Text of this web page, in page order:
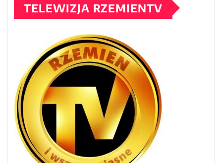
TELEWIZJA RZEMIENTV